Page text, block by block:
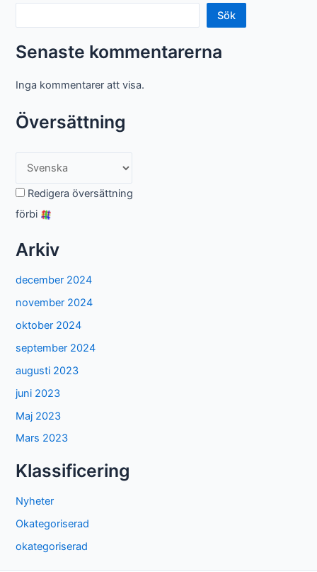
Sök
Senaste kommentarerna
Inga kommentarer att visa.
Översättning
Redigera översättning
förbi
Arkiv
december 2024
november 2024
oktober 2024
september 2024
augusti 2023
juni 2023
Maj 2023
Mars 2023
Klassificering
Nyheter
Okategoriserad
okategoriserad